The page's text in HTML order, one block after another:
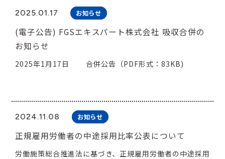
お問い合わせ
(公表日 ２０２５年 ５月２８日)
2025.01.17 お知らせ
(電子公告) FGSエキスパート株式会社 吸収合併の
お知らせ
2025年1月17日 合併公告（PDF形式：83KB)
2024.11.08 お知らせ
正規雇用労働者の中途採用比率公表について
労働施策総合推進法に基づき、正規雇用労働者の中途採用